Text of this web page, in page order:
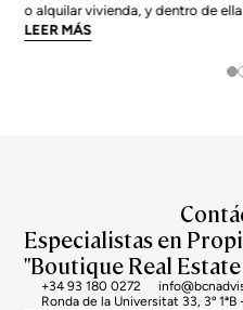
o alquilar vivienda, y dentro de
enormes. El precio medio de la
LEER MÁS
Especialistas en
"Boutique Real
+34 93 180 0272
Ronda de la Universitat 33, 3º